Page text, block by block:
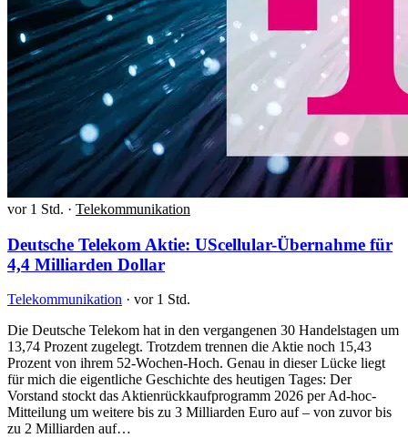
vor 1 Std. · Telekommunikation
Deutsche Telekom Aktie: UScellular-Übernahme für
4,4 Milliarden Dollar
Telekommunikation · vor 1 Std.
Die Deutsche Telekom hat in den vergangenen 30 Handelstagen um
13,74 Prozent zugelegt. Trotzdem trennen die Aktie noch 15,43
Prozent von ihrem 52-Wochen-Hoch. Genau in dieser Lücke liegt
für mich die eigentliche Geschichte des heutigen Tages: Der
Vorstand stockt das Aktienrückkaufprogramm 2026 per Ad-hoc-
Mitteilung um weitere bis zu 3 Milliarden Euro auf – von zuvor bis
zu 2 Milliarden auf…